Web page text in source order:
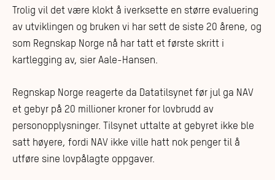
Trolig vil det være klokt å iverksette en større evaluering
av utviklingen og bruken vi har sett de siste 20 årene, og
som Regnskap Norge nå har tatt et første skritt i
kartlegging av, sier Aale-Hansen.
Regnskap Norge reagerte da Datatilsynet før jul ga NAV
et gebyr på 20 millioner kroner for lovbrudd av
personopplysninger. Tilsynet uttalte at gebyret ikke ble
satt høyere, fordi NAV ikke ville hatt nok penger til å
utføre sine lovpålagte oppgaver.